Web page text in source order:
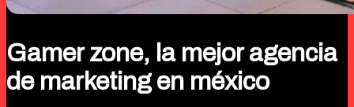
Gamer zone, la mejor agencia
de marketing en méxico